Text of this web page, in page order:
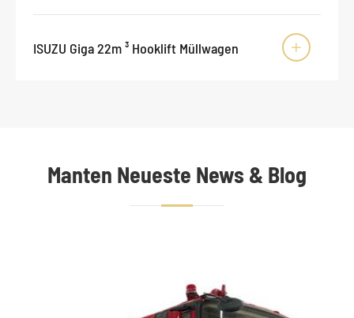
ISUZU Giga 22m ³ Hooklift Müllwagen 
Manten Neueste News & Blog